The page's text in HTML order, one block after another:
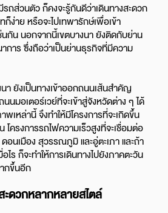
รถส่วนตัว ก็คงจะรู้กันดีว่าเดินทางสะดวก
ก็ง่าย หรือจะไปเทพารักษ์เพื่อเข้า
กัน นอกจากนี้เขตบางนา ยังติดกับย่าน
การ ซึ่งถือว่าเป็นย่านธุรกิจที่มีความ
า ยังเป็นทางเข้าออกถนนเส้นสำคัญ
นมอเตอร์เวย์ที่จะเข้าสู่จังหวัดต่าง ๆ ได้
เหล่านี้ จึงทำให้มีโครงการที่จะเกิดขึ้น
โครงการรถไฟความเร็วสูงที่จะเชื่อมต่อ
อนเมือง สุวรรณภูมิ และอู่ตะเภา และถ้า
ไร ก็จะทำให้การเดินทางไปยังภาคตะวัน
กขึ้นอีก
ดวกหลากหลายสไตล์